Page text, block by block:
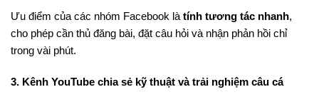
Ưu điểm của các nhóm Facebook là tính tương tác nhanh,
cho phép cần thủ đăng bài, đặt câu hỏi và nhận phản hồi chỉ
trong vài phút.
3. Kênh YouTube chia sẻ kỹ thuật và trải nghiệm câu cá